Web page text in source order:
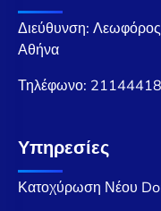
Διεύθυνση:
Αθήνα
Τηλέφωνο:
Υπηρεσίες
Κατοχύρωση Νέου